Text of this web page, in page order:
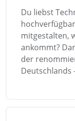
Du liebst
mitgestalten,
ankommt?
der
Deutschlands